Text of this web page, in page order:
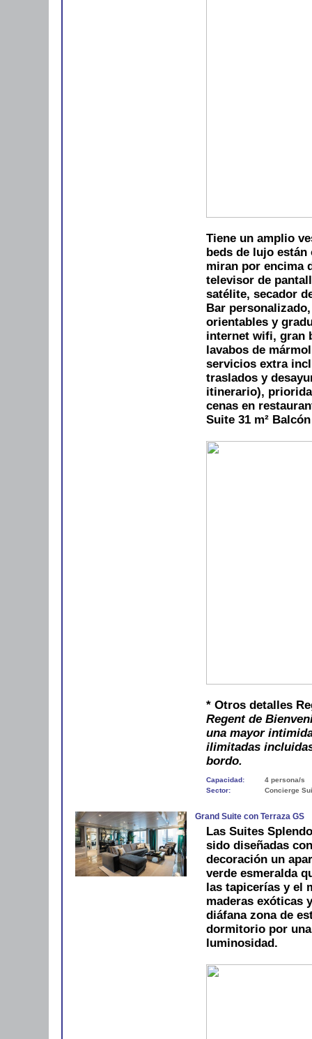
Tiene un amplio
beds de lujo
miran por encima
televisor de
satélite, secador
Bar
orientables y
internet wifi, gran
lavabos de
servicios extra
traslados y
itinerario),
cenas en
Suite 31 m²
* Otros detalles
Regent de
una mayor
ilimitadas
bordo.
Capacidad:
4 persona/s
Sector:
Concierge
Grand Suite con Terraza GS
Las Suites
sido diseñadas
decoración un
verde esmeralda
las tapicerías y el
maderas exóticas
diáfana zona de
dormitorio por
luminosidad.